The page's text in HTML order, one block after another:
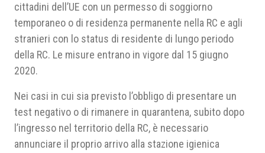
cittadini dell’UE con un permesso di soggiorno
temporaneo o di residenza permanente nella RC e agli
stranieri con lo status di residente di lungo periodo
della RC. Le misure entrano in vigore dal 15 giugno
2020.
Nei casi in cui sia previsto l’obbligo di presentare un
test negativo o di rimanere in quarantena, subito dopo
l’ingresso nel territorio della RC, è necessario
annunciare il proprio arrivo alla stazione igienica